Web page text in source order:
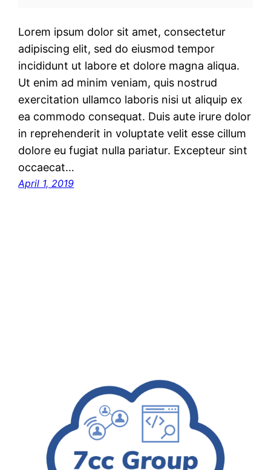
Lorem ipsum dolor sit amet, consectetur
adipiscing elit, sed do eiusmod tempor
incididunt ut labore et dolore magna aliqua.
Ut enim ad minim veniam, quis nostrud
exercitation ullamco laboris nisi ut aliquip ex
ea commodo consequat. Duis aute irure dolor
in reprehenderit in voluptate velit esse cillum
dolore eu fugiat nulla pariatur. Excepteur sint
occaecat…
April 1, 2019